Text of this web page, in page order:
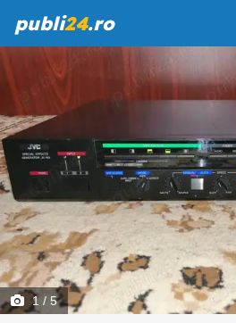
publi24.ro
1 / 5